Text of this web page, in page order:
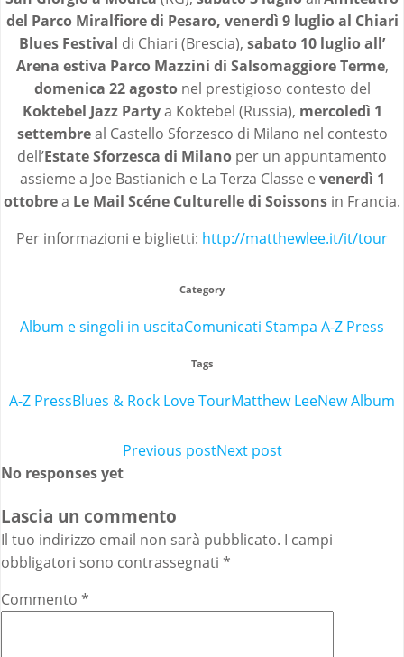
del Parco Miralfiore di Pesaro, venerdì 9 luglio al Chiari
Blues Festival di Chiari (Brescia), sabato 10 luglio all’
Arena estiva Parco Mazzini di Salsomaggiore Terme,
domenica 22 agostonel prestigioso contesto del
Koktebel Jazz Partya Koktebel (Russia), mercoledì 1
settembreal Castello Sforzesco di Milano nel contesto
dell’Estate Sforzesca di Milano per un appuntamento
assieme a Joe Bastianich e La Terza Classe e venerdì 1
ottobrea Le Mail Scéne Culturelle di Soissons in Francia.
Per informazioni e biglietti: http://matthewlee.it/it/tour
Category
Album e singoli in uscitaComunicati Stampa A-Z Press
Tags
A-Z PressBlues & Rock Love TourMatthew LeeNew Album
Post
Previous postPost
Next post
No responses yet
Lascia un commento
Il tuo indirizzo email non sarà pubblicato. I campi
obbligatori sono contrassegnati *
Commento *